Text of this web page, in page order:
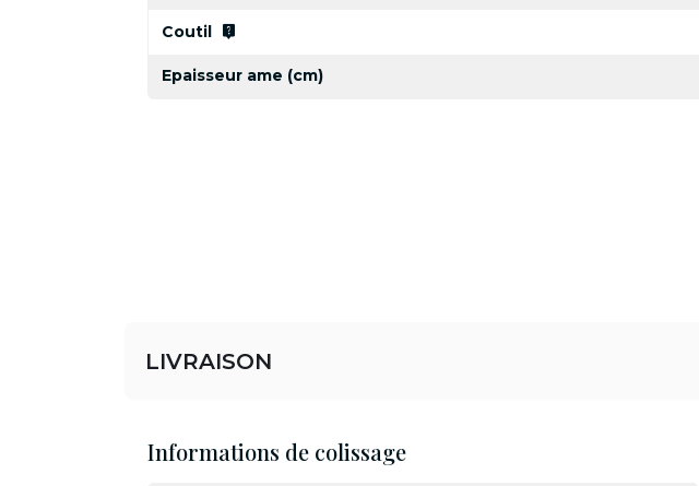
Coutil live_help
Epaisseur ame (cm)
LIVRAISON
Informations de colissage